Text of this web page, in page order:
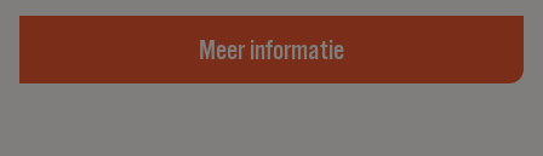
Meer informatie